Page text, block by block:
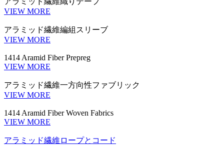
VIEW MORE
アラミッド繊維編組スリーブ
VIEW MORE
1414 Aramid Fiber Prepreg
VIEW MORE
アラミッド繊維一方向性ファブリック
VIEW MORE
1414 Aramid Fiber Woven Fabrics
VIEW MORE
アラミッド繊維ロープとコード